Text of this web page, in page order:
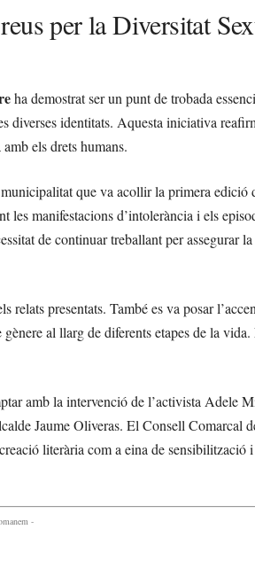
per la Diversitat
ha demostrat ser un punt de trobada
diverses identitats. Aquesta iniciativa
els drets humans.
que va acollir la primera edició
les manifestacions d’intolerància i els
de continuar treballant per assegurar
presentats. També es va posar
al llarg de diferents etapes de la
amb la intervenció de l’activista Adele
Jaume Oliveras. El Consell Comarcal
literària com a eina de sensibilització i
-